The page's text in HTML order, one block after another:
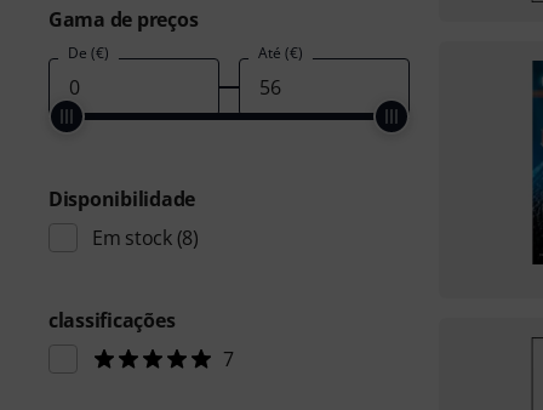
Gama de preços
De (€) Até (€)
Disponibilidade
Em stock(8)
classificações
7